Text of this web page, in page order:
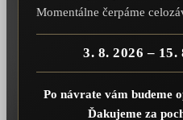
Momentálne čerpáme
3. 8. 2026 – 15.
Po návrate vám budeme
Ďakujeme za